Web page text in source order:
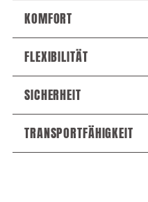
KOMFORT
FLEXIBILITÄT
SICHERHEIT
TRANSPORTFÄHIGKEIT